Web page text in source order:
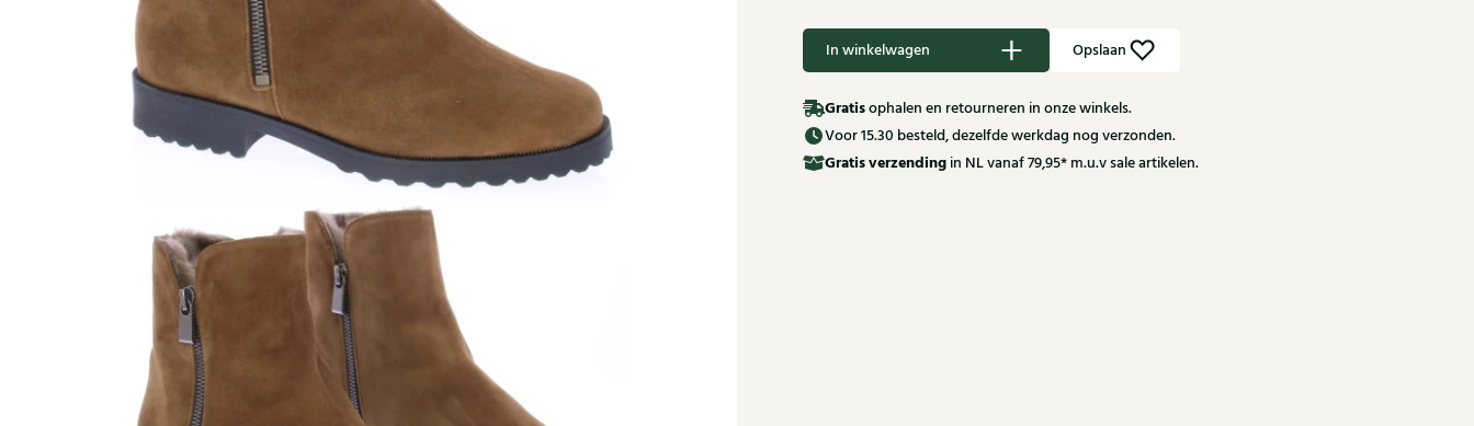
In winkelwagen Opslaan
Gratisophalen en retourneren in onze winkels.
Voor 15.30 besteld, dezelfde werkdag nog verzonden.
Gratisverzending in NL vanaf 79,95* m.u.v sale artikelen.